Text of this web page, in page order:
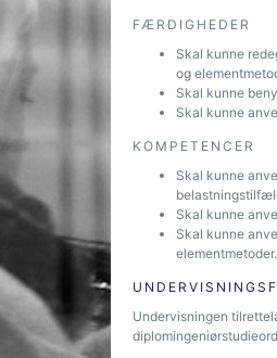
FÆRDIGHEDER
Skal kunne
og
Skal kunne
Skal kunne
KOMPETENCER
Skal kunne
Skal kunne
Skal kunne
elementmetoder.
Undervisningen